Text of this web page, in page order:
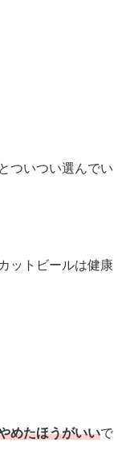
ついつい選んでい
ットビールは健康
めたほうがいいで